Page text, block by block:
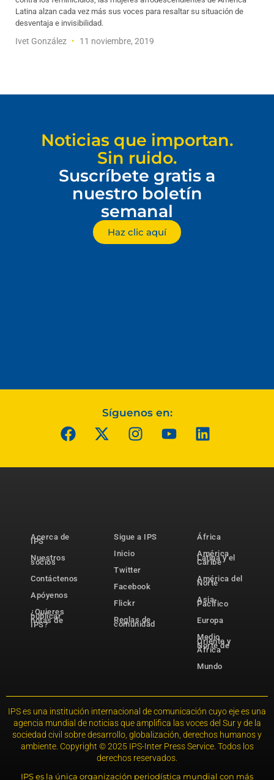
Latina alzan cada vez más sus voces para resaltar su situación de
desventaja e invisibilidad.
Ivet González 11 noviembre, 2019
Noticias que importan.
Sin ruido.
Suscríbete gratis a
nuestro boletín
semanal
Haz clic aquí
Síguenos en:
Acerca de
IPS
Nuestros
socios
Contáctenos
Apóyenos
¿Quieres
publicar
notas de
IPS?
Sigue a IPS
Inicio
Twitter
Facebook
Flickr
Reglas de
comunidad
África
América
Latina y el
Caribe
América del
Norte
Asia-
Pacífico
Europa
Medio
Oriente y
Norte de
África
Mundo
IPS es una institución internacional de comunicación cuyo eje es una
agencia mundial de noticias que amplifica las voces del Sur y de la
sociedad civil sobre desarrollo, globalización, derechos humanos y
ambiente. Copyright © 2025 IPS-Inter Press Service. Todos los
derechos reservados.
IPS es la única organización periodística mundial con más